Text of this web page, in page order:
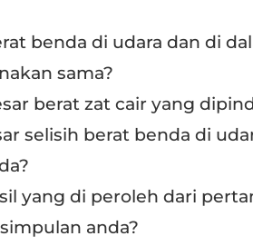
benda di udara dan di
sama?
berat zat cair yang
selisih berat benda di
yang di peroleh dari
anda?